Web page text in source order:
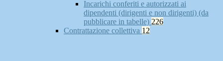
Incarichi conferiti e autorizzati ai
dipendenti (dirigenti e non dirigenti) (da
pubblicare in tabelle) 226
Contrattazione collettiva 12